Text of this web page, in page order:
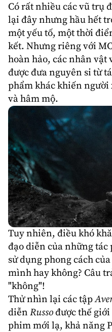
Có rất nhiều các vũ trụ
lại đây nhưng hầu hết
một yếu tố, một thời
kết. Nhưng riêng với
hoàn hảo, các nhân
được đưa nguyên si từ
phẩm khác khiến người
và hâm mộ.
Tuy nhiên, điều khó
đạo diễn của những tác
sử dụng phong cách
mình hay không? Câu
"không"!
Thử nhìn lại các tập
diễn Russođược thế
phim mới lạ, khả năng